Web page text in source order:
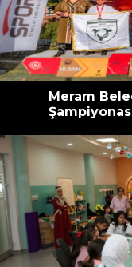
escort
havalimanı
transfer
oyna
bahis
siteleri
Meram